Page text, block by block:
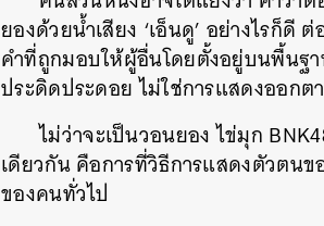
ยองด้วยน้ำเสียง ‘เอ็นดู’ อย่างไรก็ดี
คำที่ถูกมอบให้ผู้อื่นโดยตั้งอยู่บนพื้นฐ
ประดิดประดอย ไม่ใช่การแสดงออกต
ไม่ว่าจะเป็นวอนยอง ไข่มุก
เดียวกัน คือการที่วิธีการแสดงตัวตนข
ของคนทั่วไป